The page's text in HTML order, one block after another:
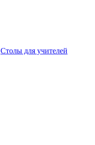
Столы для учителей